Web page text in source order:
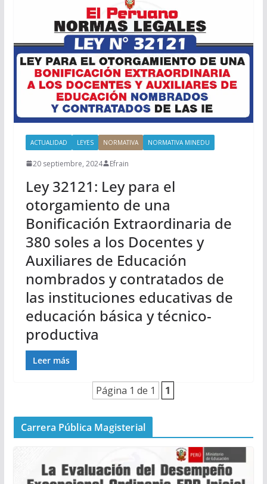
ACTUALIDAD LEYES NORMATIVA NORMATIVA MINEDU
20 septiembre, 2024 Efrain
Ley 32121: Ley para el
otorgamiento de una
Bonificación Extraordinaria de
380 soles a los Docentes y
Auxiliares de Educación
nombrados y contratados de
las instituciones educativas de
educación básica y técnico-
productiva
Leer más
Página 1 de 1 1
Carrera Pública Magisterial